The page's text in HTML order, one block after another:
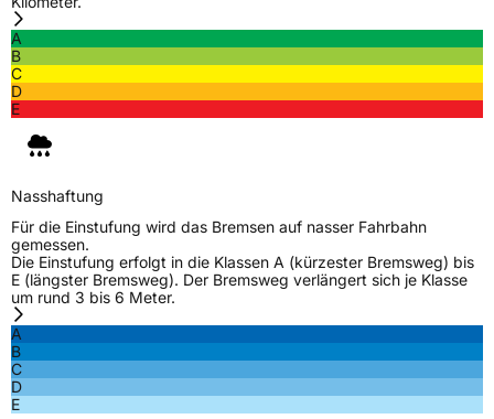
A
B
C
D
E
Nasshaftung
Für die Einstufung wird das Bremsen auf nasser Fahrbahn
gemessen.
Die Einstufung erfolgt in die Klassen A (kürzester Bremsweg) bis
E (längster Bremsweg). Der Bremsweg verlängert sich je Klasse
um rund 3 bis 6 Meter.
A
B
C
D
E